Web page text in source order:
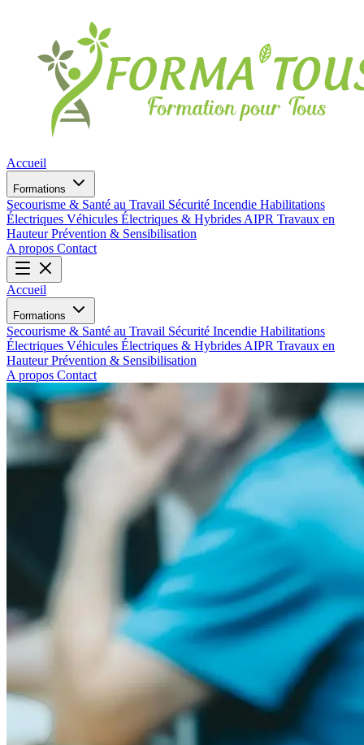
Accueil
Formations
Secourisme & Santé au Travail Sécurité Incendie Habilitations
Électriques Véhicules Électriques & Hybrides AIPR Travaux en
HauteurPrévention & Sensibilisation
A propos Contact
Accueil
Formations
Secourisme & Santé au Travail Sécurité Incendie Habilitations
Électriques Véhicules Électriques & Hybrides AIPR Travaux en
HauteurPrévention & Sensibilisation
A propos Contact